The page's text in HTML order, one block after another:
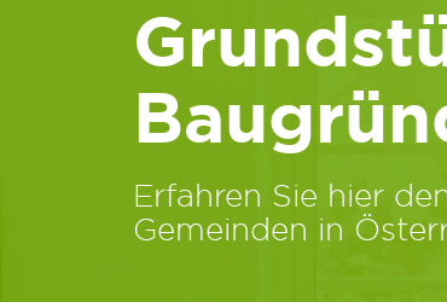
Erfahren Sie hier
Gemeinden in